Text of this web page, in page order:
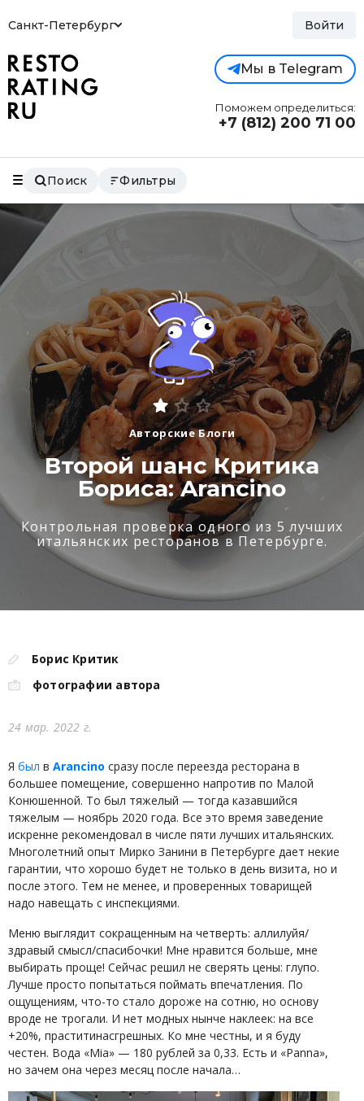
Санкт-Петербург Войти
Мы в Telegram
Поможем определиться:
+7 (812) 200 71 00
Поиск Фильтры
Авторские Блоги
Второй шанс Критика
Бориса: Arancino
Контрольная проверка одного из 5 лучших
итальянских ресторанов в Петербурге.
Борис Критик
фотографии автора
24 мар. 2022 г.
Я был в Arancino сразу после переезда ресторана в
большее помещение, совершенно напротив по Малой
Конюшенной. То был тяжелый — тогда казавшийся
тяжелым — ноябрь 2020 года. Все это время заведение
искренне рекомендовал в числе пяти лучших итальянских.
Многолетний опыт Мирко Занини в Петербурге дает некие
гарантии, что хорошо будет не только в день визита, но и
после этого. Тем не менее, и проверенных товарищей
надо навещать с инспекциями.
Меню выглядит сокращенным на четверть: аллилуйя/
здравый смысл/спасибочки! Мне нравится больше, мне
выбирать проще! Сейчас решил не сверять цены: глупо.
Лучше просто попытаться поймать впечатления. По
ощущениям, что-то стало дороже на сотню, но основу
вроде не трогали. И нет модных нынче наклеек: на все
+20%, праститинасгрешных. Ко мне честны, и я буду
честен. Вода «Mia» — 180 рублей за 0,33. Есть и «Panna»,
но зачем она через месяц после начала…